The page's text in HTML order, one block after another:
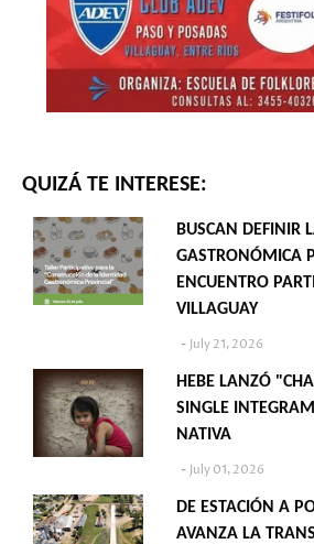
QUIZÁ TE INTERESE:
BUSCAN DEFINIR
GASTRONÓMICA
ENCUENTRO
VILLAGUAY
July 21, 2026
HEBE LANZÓ
SINGLE
NATIVA
July 01, 2026
DE ESTACIÓN A
AVANZA LA